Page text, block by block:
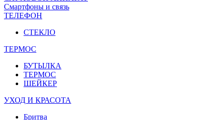
Смартфоны и связь
ТЕЛЕФОН
СТЕКЛО
ТЕРМОС
БУТЫЛКА
ТЕРМОС
ШЕЙКЕР
УХОД И КРАСОТА
Бритва